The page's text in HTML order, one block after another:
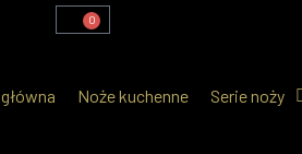
0
Noże kuchenne Serie noży